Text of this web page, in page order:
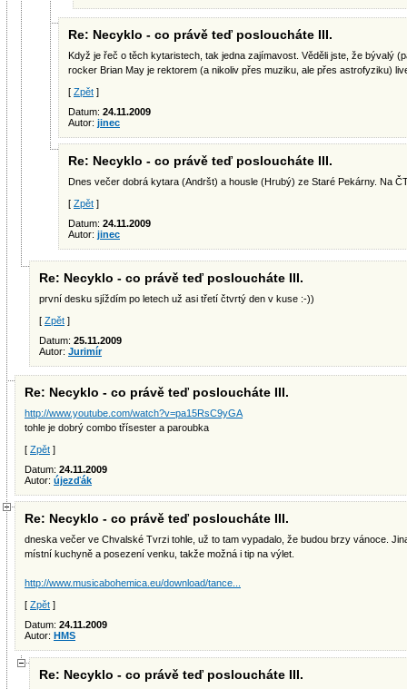
Re: Necyklo - co právě teď posloucháte III.
Když je řeč o těch kytaristech, tak jedna zajímavost. Věděli jste, že bývalý
rocker Brian May je rektorem (a nikoliv přes muziku, ale přes astrofyziku)
[ Zpět ]
Datum: 24.11.2009
Autor: jinec
Re: Necyklo - co právě teď posloucháte III.
Dnes večer dobrá kytara (Andršt) a housle (Hrubý) ze Staré Pekárny. Na
[ Zpět ]
Datum: 24.11.2009
Autor: jinec
Re: Necyklo - co právě teď posloucháte III.
první desku sjíždím po letech už asi třetí čtvrtý den v kuse :-))
[ Zpět ]
Datum: 25.11.2009
Autor: Jurimír
Re: Necyklo - co právě teď posloucháte III.
http://www.youtube.com/watch?v=pa15RsC9yGA
tohle je dobrý combo třísester a paroubka
[ Zpět ]
Datum: 24.11.2009
Autor: újezďák
Re: Necyklo - co právě teď posloucháte III.
dneska večer ve Chvalské Tvrzi tohle, už to tam vypadalo, že budou brzy vánoce.
místní kuchyně a posezení venku, takže možná i tip na výlet.
http://www.musicabohemica.eu/download/tance...
[ Zpět ]
Datum: 24.11.2009
Autor: HMS
Re: Necyklo - co právě teď posloucháte III.